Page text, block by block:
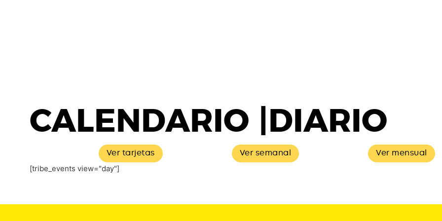
CALENDARIO |DIARIO
Ver tarjetas Ver semanal Ver mensual
[tribe_events view="day"]